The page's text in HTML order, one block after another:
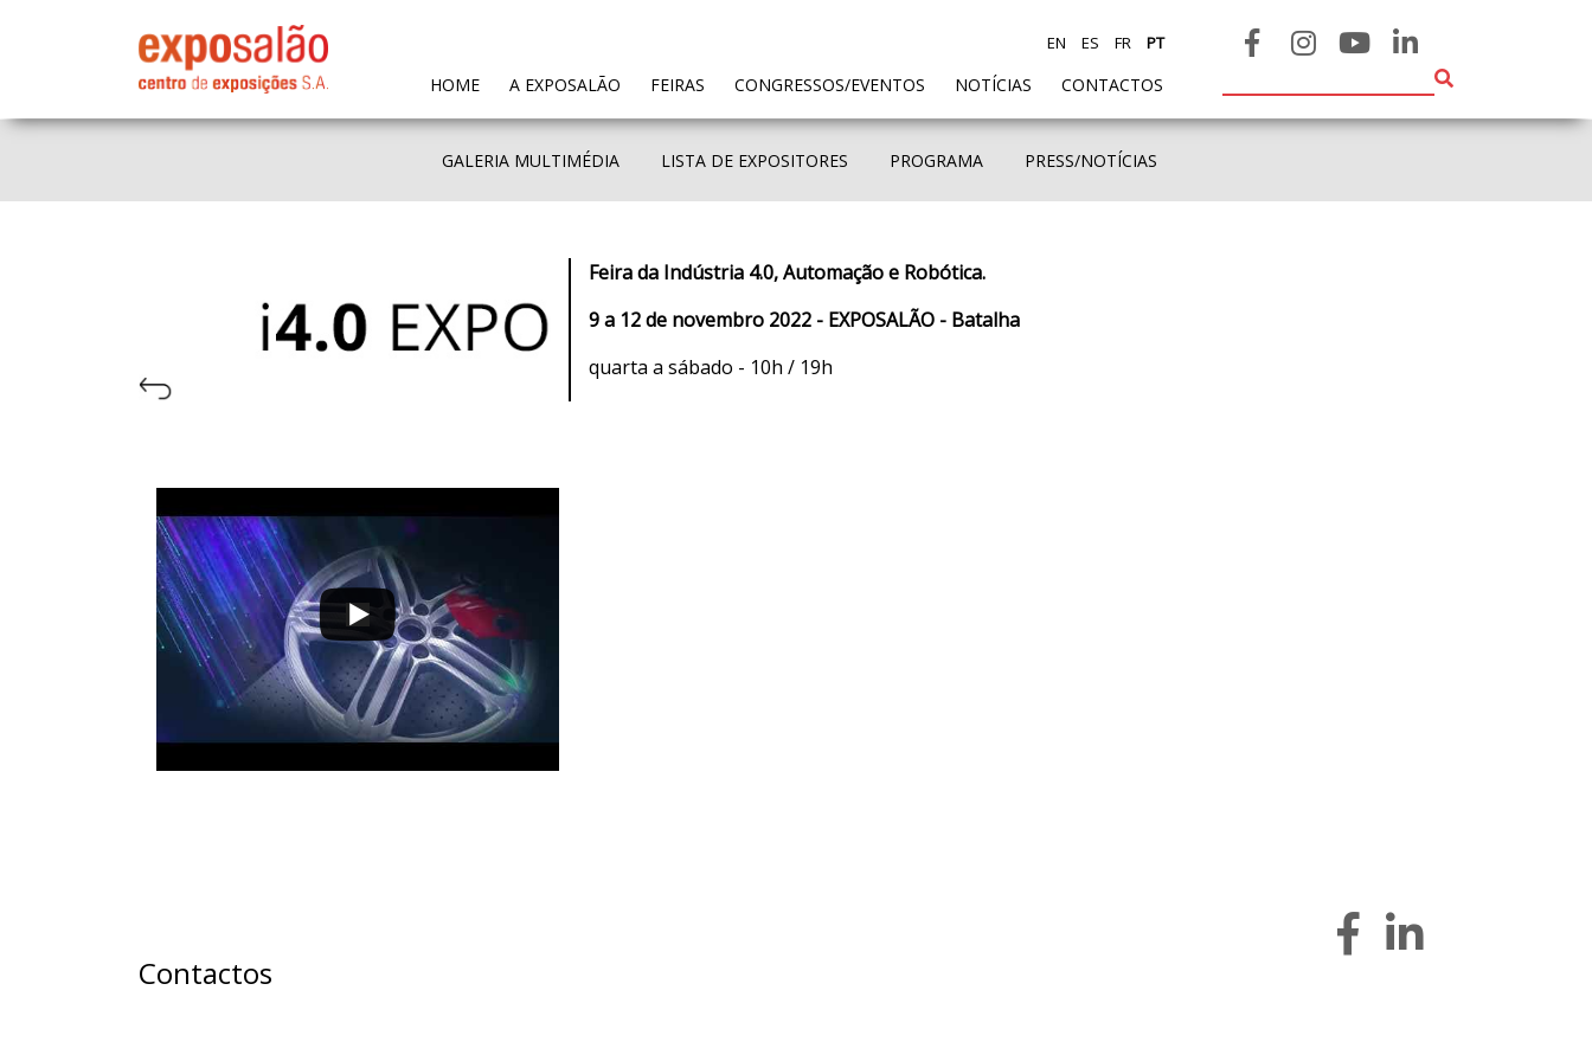
HOME(CURRENT)
A EXPOSALÃO FEIRAS CONGRESSOS/EVENTOS NOTÍCIAS CONTACTOS
EN ES FR PT
GALERIA MULTIMÉDIA LISTA DE EXPOSITORES PROGRAMA PRESS/NOTÍCIAS
Feira da Indústria 4.0, Automação e Robótica.
9 a 12 de novembro 2022 - EXPOSALÃO - Batalha
quarta a sábado - 10h / 19h
Contactos